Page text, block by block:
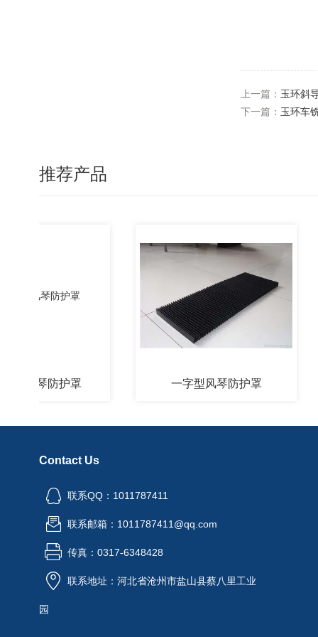
上一篇： 玉环斜
下一篇： 玉环车
推荐产品
琴防护罩 一字型风琴防护罩
Contact Us
联系QQ：1011787411
联系邮箱：1011787411@qq.com
传真：0317-6348428
联系地址：河北省沧州市盐山县蔡八里工业
园